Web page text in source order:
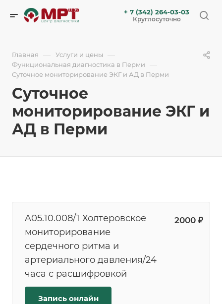
+ 7 (342) 264-03-03
Круглосуточно
Главная — Услуги и цены —
Функциональная диагностика в Перми —
Суточное мониторирование ЭКГ и АД в Перми
Суточное
мониторирование ЭКГ и
АД в Перми
A05.10.008/1 Холтеровское
мониторирование
сердечного ритма и
артериального давления/24
часа с расшифровкой
2000 ₽
Запись онлайн